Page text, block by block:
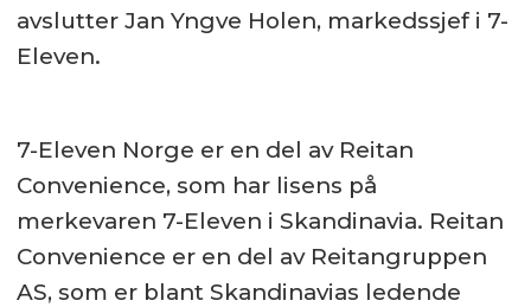
avslutter Jan Yngve Holen, markedssjef i 7-
Eleven.
7-Eleven Norge er en del av Reitan
Convenience, som har lisens på
merkevaren 7-Eleven i Skandinavia. Reitan
Convenience er en del av Reitangruppen
AS, som er blant Skandinavias ledende